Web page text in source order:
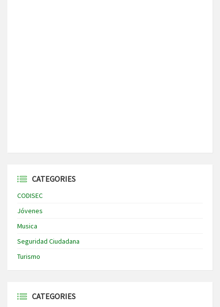
CATEGORIES
CODISEC
Jóvenes
Musica
Seguridad Ciudadana
Turismo
CATEGORIES